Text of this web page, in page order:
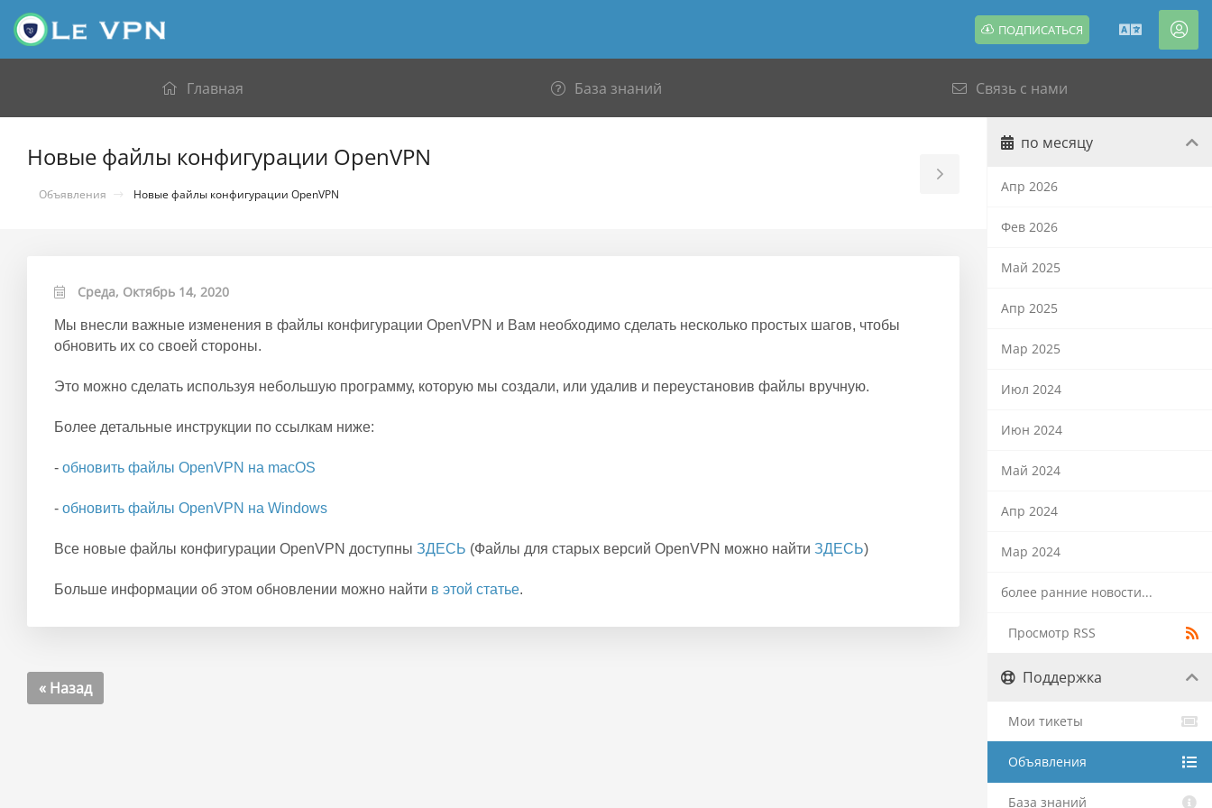
ПОДПИСАТЬСЯ Русский
Главная База знаний Связь с нами
Новые файлы конфигурации OpenVPN
Объявления Новые файлы конфигурации OpenVPN
Toggle
Sidebar
Среда, Октябрь 14, 2020
Мы внесли важные изменения в файлы конфигурации OpenVPN и Вам необходимо сделать несколько простых шагов, чтобы
обновить их со своей стороны.
Это можно сделать используя небольшую программу, которую мы создали, или удалив и переустановив файлы вручную.
Более детальные инструкции по ссылкам ниже:
- обновить файлы OpenVPN на macOS
- обновить файлы OpenVPN на Windows
Все новые файлы конфигурации OpenVPN доступны ЗДЕСЬ (Файлы для старых версий OpenVPN можно найти ЗДЕСЬ)
Больше информации об этом обновлении можно найти в этой статье.
« Назад
по месяцу
Апр 2026
Фев 2026
Май 2025
Апр 2025
Мар 2025
Июл 2024
Июн 2024
Май 2024
Апр 2024
Мар 2024
более ранние новости...
Просмотр RSS
Поддержка
Мои тикеты
Объявления
База знаний